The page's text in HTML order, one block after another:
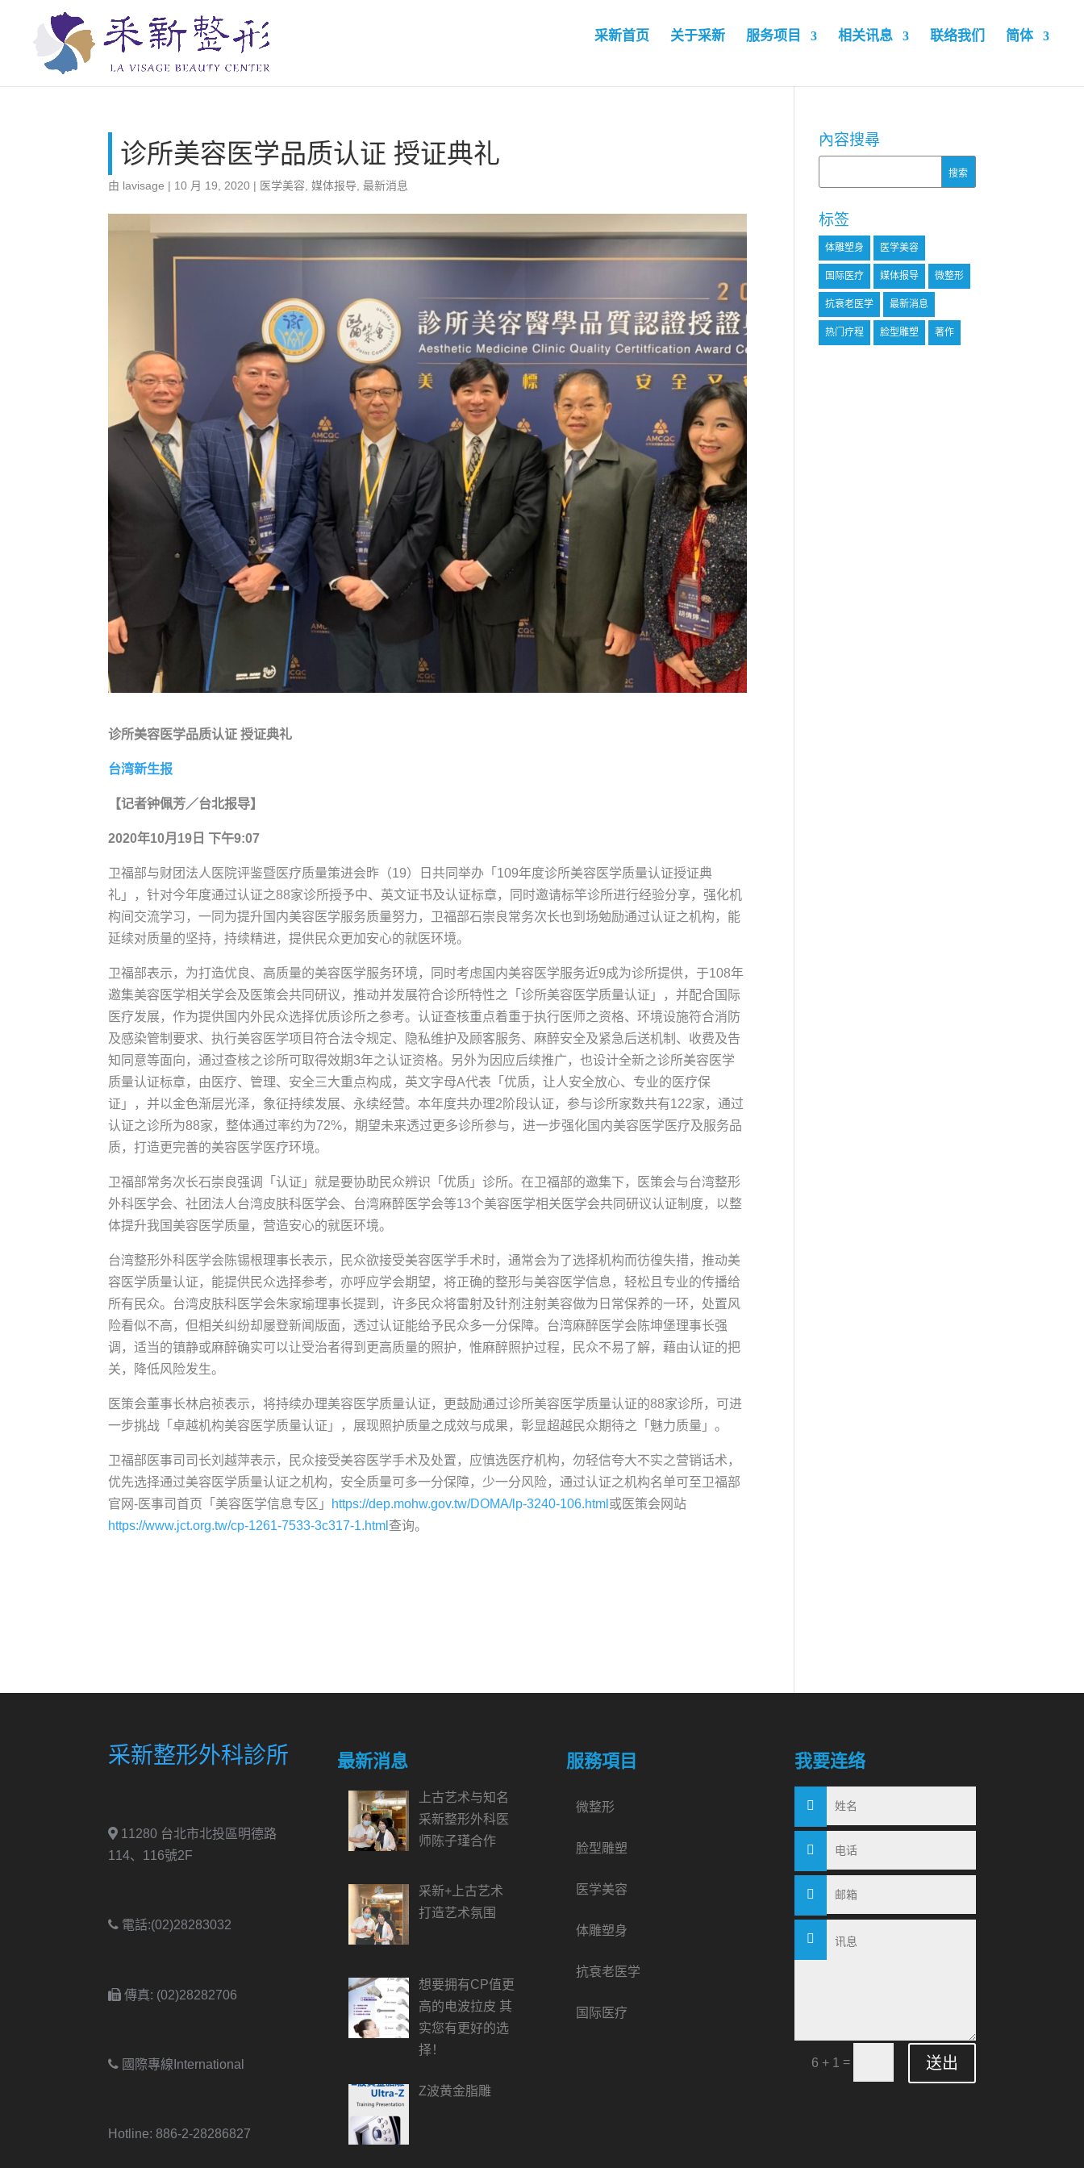
采新首页 关于采新 服务项目 相关讯息 联络我们 简体
诊所美容医学品质认证 授证典礼
由 lavisage | 10 月 19, 2020 | 医学美容 ,媒体报导 ,最新消息
诊所美容医学品质认证 授证典礼
台湾新生报
【记者钟佩芳／台北报导】
2020年10月 19 日 下午9:07
卫福部与财团法人医院评鉴暨医疗质量策进会昨（19）日共同举办「109年度诊所美容医学质量认证授证典
礼」，针对今年度通过认证之88家诊所授予中、英文证书及认证标章，同时邀请标竿诊所进行经验分享，强化机
构间交流学习，一同为提升国内美容医学服务质量努力，卫福部石崇良常务次长也到场勉励通过认证之机构，能
延续对质量的坚持，持续精进，提供民众更加安心的就医环境。
卫福部表示，为打造优良、高质量的美容医学服务环境，同时考虑国内美容医学服务近9成为诊所提供，于108年
邀集美容医学相关学会及医策会共同研议，推动并发展符合诊所特性之「诊所美容医学质量认证」，并配合国际
医疗发展，作为提供国内外民众选择优质诊所之参考。认证查核重点着重于执行医师之资格、环境设施符合消防
及感染管制要求、执行美容医学项目符合法令规定、隐私维护及顾客服务、麻醉安全及紧急后送机制、收费及告
知同意等面向，通过查核之诊所可取得效期3年之认证资格。另外为因应后续推广，也设计全新之诊所美容医学
质量认证标章，由医疗、管理、安全三大重点构成，英文字母A代表「优质，让人安全放心、专业的医疗保
证」，并以金色渐层光泽，象征持续发展、永续经营。本年度共办理2阶段认证，参与诊所家数共有122家，通过
认证之诊所为88家，整体通过率约为72%，期望未来透过更多诊所参与，进一步强化国内美容医学医疗及服务品
质，打造更完善的美容医学医疗环境。
卫福部常务次长石崇良强调「认证」就是要协助民众辨识「优质」诊所。在卫福部的邀集下，医策会与台湾整形
外科医学会、社团法人台湾皮肤科医学会、台湾麻醉医学会等13个美容医学相关医学会共同研议认证制度，以整
体提升我国美容医学质量，营造安心的就医环境。
台湾整形外科医学会陈锡根理事长表示，民众欲接受美容医学手术时，通常会为了选择机构而彷徨失措，推动美
容医学质量认证，能提供民众选择参考，亦呼应学会期望，将正确的整形与美容医学信息，轻松且专业的传播给
所有民众。台湾皮肤科医学会朱家瑜理事长提到，许多民众将雷射及针剂注射美容做为日常保养的一环，处置风
险看似不高，但相关纠纷却屡登新闻版面，透过认证能给予民众多一分保障。台湾麻醉医学会陈坤堡理事长强
调，适当的镇静或麻醉确实可以让受治者得到更高质量的照护，惟麻醉照护过程，民众不易了解，藉由认证的把
关，降低风险发生。
医策会董事长林启祯表示，将持续办理美容医学质量认证，更鼓励通过诊所美容医学质量认证的88家诊所，可进
一步挑战「卓越机构美容医学质量认证」，展现照护质量之成效与成果，彰显超越民众期待之「魅力质量」。
卫福部医事司司长刘越萍表示，民众接受美容医学手术及处置，应慎选医疗机构，勿轻信夸大不实之营销话术，
优先选择通过美容医学质量认证之机构，安全质量可多一分保障，少一分风险，通过认证之机构名单可至卫福部
官网-医事司首页「美容医学信息专区」 https://dep.mohw.gov.tw/DOMA/lp-3240-106.html 或医策会网站
https://www.jct.org.tw/cp-1261-7533-3c317-1.html 查询。
內容搜尋
标签
体雕塑身 医学美容
国际医疗 媒体报导 微整形
抗衰老医学 最新消息
热门疗程 脸型雕塑 著作
采新整形外科診所
11280 台北市北投區明德路
114、116號2F
電話:(02)28283032
傳真: (02)28282706
國際專線International
Hotline: 886-2-28286827
最新消息
上古艺术与知名
采新整形外科医
师陈子瑾合作
采新+上古艺术
打造艺术氛围
想要拥有CP值更
高的电波拉皮 其
实您有更好的选
择！
Z波黄金脂雕
服務項目
微整形
脸型雕塑
医学美容
体雕塑身
抗衰老医学
国际医疗
我要连络
6 + 1 = 送出